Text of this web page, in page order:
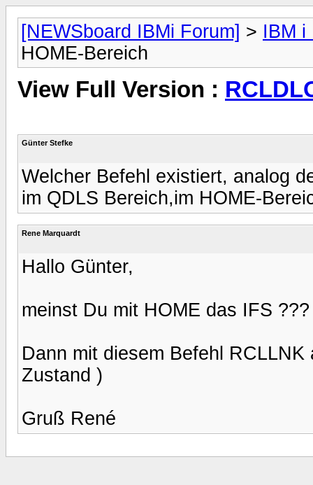
[NEWSboard IBMi Forum] > IBM i
HOME-Bereich
View Full Version :
Günter Stefke
Welcher Befehl existiert, analog
im QDLS Bereich,im HOME-
Rene Marquardt
Hallo Günter,
meinst Du mit HOME das IFS ???
Dann mit diesem Befehl
Zustand )
Gruß René